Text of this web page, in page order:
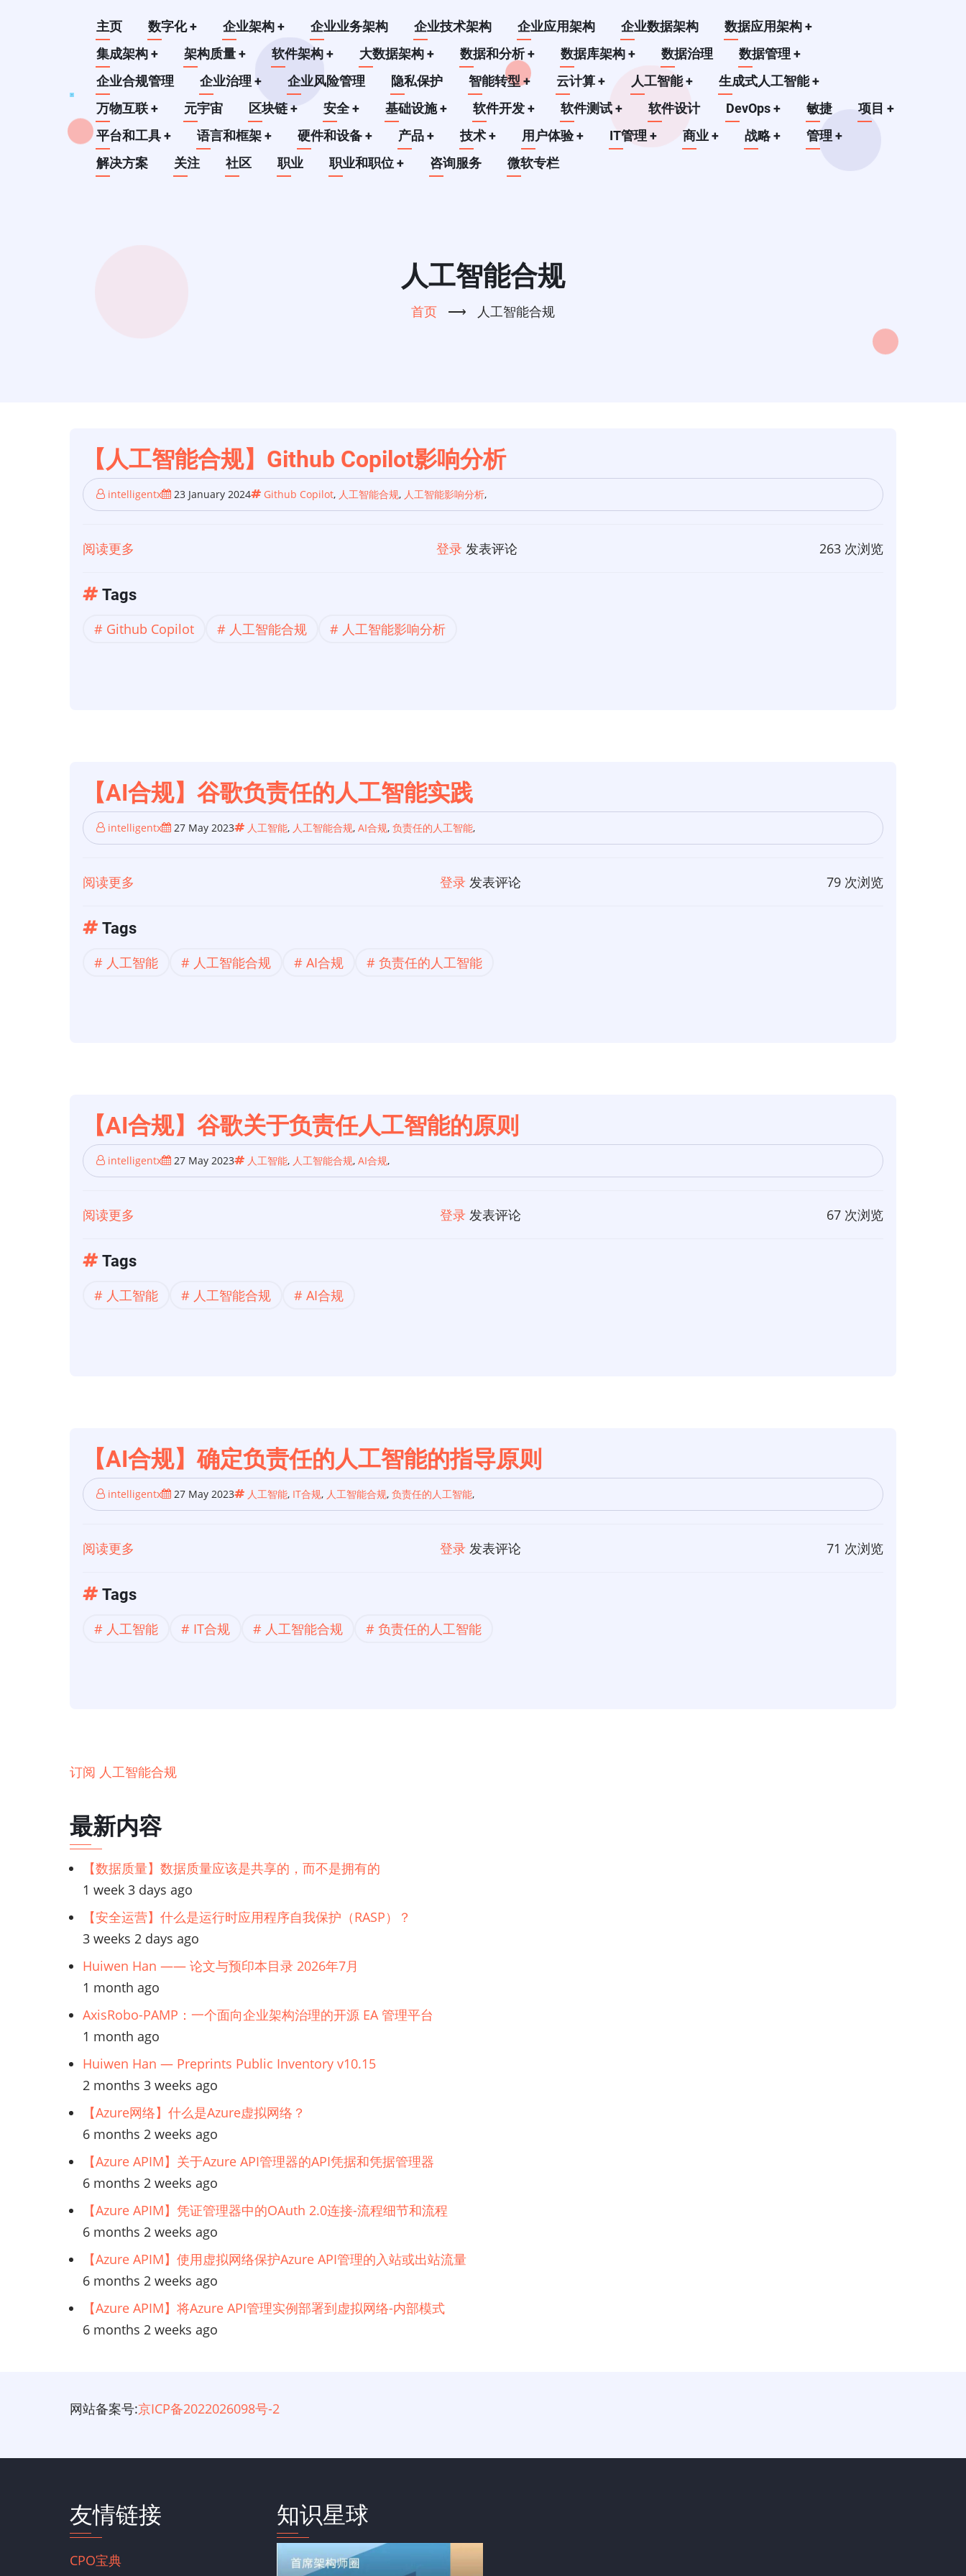
Main
navigation
主页 数字化+ 企业架构+ 企业业务架构 企业技术架构 企业应用架构 企业数据架构 数据应用架构+
集成架构+ 架构质量+ 软件架构+ 大数据架构+ 数据和分析+ 数据库架构+ 数据治理 数据管理+
企业合规管理
企业治理+ 企业风险管理 隐私保护 智能转型+ 云计算+ 人工智能+ 生成式人工智能+
万物互联+ 元宇宙 区块链+ 安全+ 基础设施+ 软件开发+ 软件测试+ 软件设计 DevOps+ 敏捷 项目+
平台和工具+ 语言和框架+ 硬件和设备+ 产品+ 技术+ 用户体验+ IT管理+ 商业+ 战略+ 管理+
解决方案
关注 社区 职业 职业和职位+ 咨询服务 微软专栏
人工智能合规
首页 ⟶ 人工智能合规
【人工智能合规】Github Copilot影响分析
intelligentx 23 January 2024 Github Copilot, 人工智能合规, 人工智能影响分析,
阅读更多
【人
智
响
分
析
登录 发表评论 263 次浏览
Tags
Github Copilot 人工智能合规 人工智能影响分析
【AI合规】谷歌负责任的人工智能实践
intelligentx 27 May 2023 人工智能, 人工智能合规, AI合规, 负责任的人工智能,
阅读更多
【AI
规】
人
工
智
登录 发表评论 79 次浏览
Tags
人工智能 人工智能合规 AI合规 负责任的人工智能
【AI合规】谷歌关于负责任人工智能的原则
intelligentx 27 May 2023 人工智能, 人工智能合规, AI合规,
阅读更多
【AI
规】
任
人
工
智
则
登录 发表评论 67 次浏览
Tags
人工智能 人工智能合规 AI合规
【AI合规】确定负责任的人工智能的指导原则
intelligentx 27 May 2023 人工智能, IT合规, 人工智能合规, 负责任的人工智能,
阅读更多
【AI
规】
的
智
的
指
导
原
则
登录 发表评论 71 次浏览
Tags
人工智能 IT合规 人工智能合规 负责任的人工智能
订阅 人工智能合规
最新内容
【数据质量】数据质量应该是共享的，而不是拥有的
1 week 3 days ago
【安全运营】什么是运行时应用程序自我保护（RASP）？
3 weeks 2 days ago
Huiwen Han —— 论文与预印本目录 2026年7月
1 month ago
AxisRobo-PAMP：一个面向企业架构治理的开源 EA 管理平台
1 month ago
Huiwen Han — Preprints Public Inventory v10.15
2 months 3 weeks ago
【Azure网络】什么是Azure虚拟网络？
6 months 2 weeks ago
【Azure APIM】关于Azure API管理器的API凭据和凭据管理器
6 months 2 weeks ago
【Azure APIM】凭证管理器中的OAuth 2.0连接-流程细节和流程
6 months 2 weeks ago
【Azure APIM】使用虚拟网络保护Azure API管理的入站或出站流量
6 months 2 weeks ago
【Azure APIM】将Azure API管理实例部署到虚拟网络-内部模式
6 months 2 weeks ago
网站备案号:京ICP备2022026098号-2
友情链接
CPO宝典
知识星球